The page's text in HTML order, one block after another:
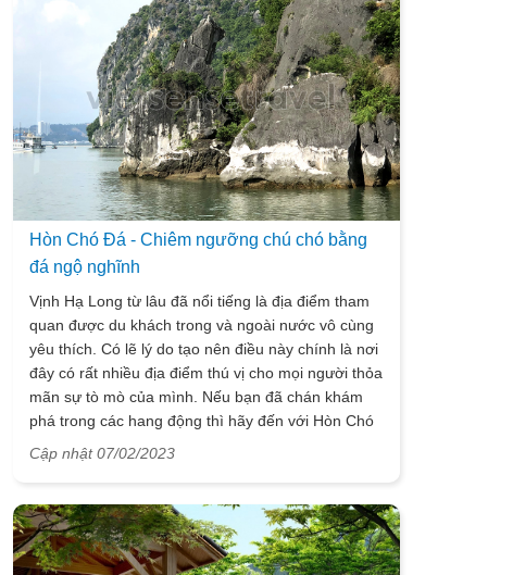
Hòn Chó Đá - Chiêm ngưỡng chú chó bằng
đá ngộ nghĩnh
Vịnh Hạ Long từ lâu đã nổi tiếng là địa điểm tham
quan được du khách trong và ngoài nước vô cùng
yêu thích. Có lẽ lý do tạo nên điều này chính là nơi
đây có rất nhiều địa điểm thú vị cho mọi người thỏa
mãn sự tò mò của mình. Nếu bạn đã chán khám
phá trong các hang động thì hãy đến với Hòn Chó
Đá xem thử. Vietsense travel chắc chắn rằng đây
Cập nhật 07/02/2023